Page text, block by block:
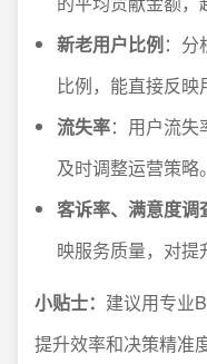
新老用户比例：分
比例，能直接反映
流失率：用户流
及时调整运营策略。
客诉率、满意度调
映服务质量，对提
小贴士： 建议用专业
提升效率和决策精准